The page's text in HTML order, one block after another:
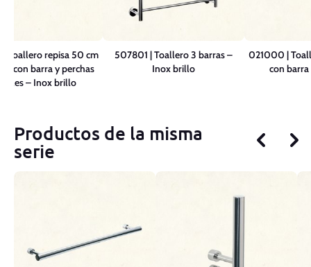
Toallero repisa 50 cm
con barra y perchas
– Inox brillo
507801 | Toallero 3 barras –
Inox brillo
021000 |
con
Productos de la misma
serie